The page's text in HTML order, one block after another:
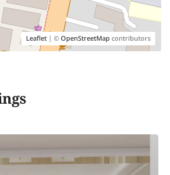
Leaflet | ©OpenStreetMapcontributors